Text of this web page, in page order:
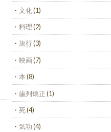
文化(1)
料理(2)
旅行(3)
映画(7)
本(8)
歯列矯正(1)
死(4)
気功(4)